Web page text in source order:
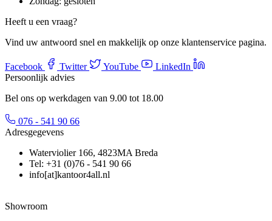
Heeft u een vraag?
Vind uw antwoord snel en makkelijk op onze klantenservice pagina.
Facebook Twitter YouTube
LinkedIn
Persoonlijk advies
Bel ons op werkdagen van 9.00 tot 18.00
076 - 541 90 66
Adresgegevens
Waterviolier 166, 4823MA Breda
Tel: +31 (0)76 - 541 90 66
info[at]kantoor4all.nl
Showroom